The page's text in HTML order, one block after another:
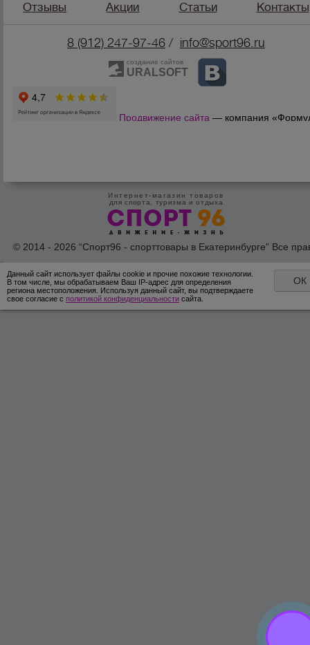
Отзывы
Акции Статьи Контакты
8 (912) 247-97-46 / info@sport96.ru
создание сайтов
URALSOFT
Продвижение сайта — компания
Интернет-магазин товаров
для спорта, туризма и отдыха
© 2014 - 2026 “Спорт96 - спорттовары в Екатеринбурге” Все
Данный сайт использует файлы cookie и прочие похожие технологии.
В том числе, мы обрабатываем Ваш IP-адрес для определения
региона местоположения. Используя данный сайт, вы подтверждаете
свое согласие с политикой конфиденциальности сайта.
ОК